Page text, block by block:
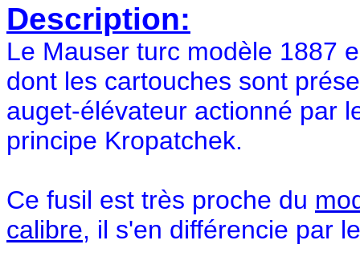
Description:
Le Mauser turc modèle 1887
dont les cartouches sont
auget-élévateur actionné par
principe Kropatchek.
Ce fusil est très proche du
calibre, il s'en différencie par